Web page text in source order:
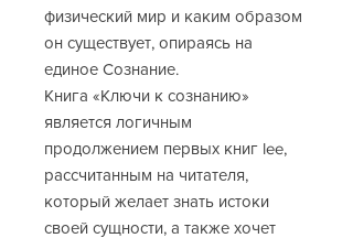
физический мир и каким образом
он существует, опираясь на
единое Сознание.
Книга «Ключи к сознанию»
является логичным
продолжением первых книг lee,
рассчитанным на читателя,
который желает знать истоки
своей сущности, а также хочет